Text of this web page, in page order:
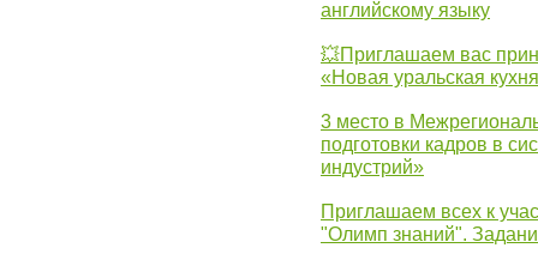
английскому языку
💥Приглашаем вас
«Новая уральская
3 место в
подготовки кадров в
индустрий»
Приглашаем всех к
"Олимп знаний".